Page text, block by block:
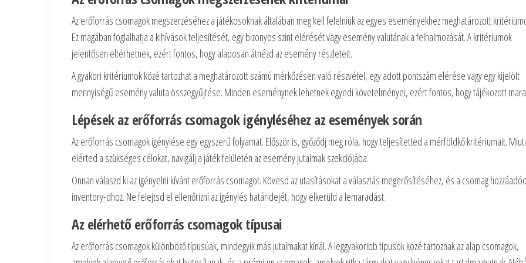
Az erőforrás csomagok megszerzéséhez a játékosoknak általában meg kell felelniük az egyes eseményekhez meghatározott
Ez magában foglalhatja a kihívások teljesítését, egy bizonyos szint elérését vagy esemény valutának a felhalmozását. A kritériumok
jelentősen eltérhetnek, ezért fontos, hogy alaposan átnézd az esemény részleteit.
A gyakori kritériumok közé tartozhat a meghatározott számú mérkőzésen való részvétel, egy adott pontszám elérése vagy egy kijelölt
mennyiségű esemény valuta összegyűjtése. Minden eseménynek lehetnek egyedi követelményei, ezért fontos, hogy tájékozott
Lépések az erőforrás csomagok igényléséhez az események során
Az erőforrás csomagok igénylése egy egyszerű folyamat. Először is, győződj meg róla, hogy teljesítetted a mérföldkő kritériumait.
elérted a szükséges célokat, navigálj a játék felületén az esemény jutalmak szekciójába.
Onnan válaszd ki az igényelni kívánt erőforrás csomagot. Kövesd az utasításokat a választás megerősítéséhez, és a csomag
inventory-dhoz. Ne felejtsd el ellenőrizni az igénylés határidejét, hogy elkerüld a lemaradást.
Az elérhető erőforrás csomagok típusai
Az erőforrás csomagok különböző típusúak, mindegyik más jutalmakat kínál. A leggyakoribb típusok közé tartoznak az alap csomagok,